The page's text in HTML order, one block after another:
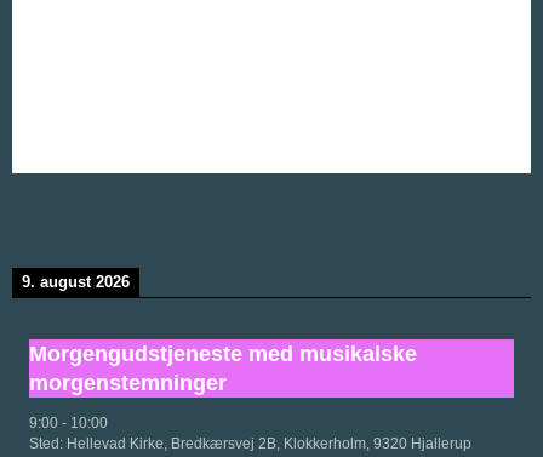
9. august 2026
Morgengudstjeneste med musikalske
morgenstemninger
9:00 - 10:00
Sted: Hellevad Kirke, Bredkærsvej 2B, Klokkerholm, 9320 Hjallerup